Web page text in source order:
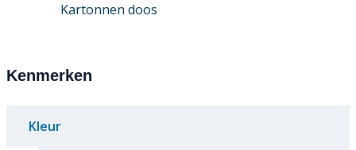
Kartonnen doos
Kenmerken
Kleur